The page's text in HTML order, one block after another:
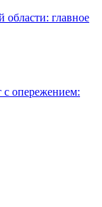
области: главное
с опережением: